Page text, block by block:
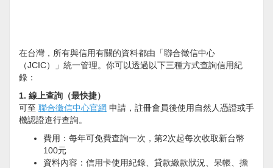
在台灣，所有與信用有關的資料都由「聯合徵信中心
（JCIC）」統一管理。你可以透過以下三種方式查詢信用紀
錄：
1. 線上查詢（最快捷）
可至 聯合徵信中心官網 申請，註冊會員後使用自然人憑證或手
機認證進行查詢。
費用：每年可免費查詢一次，第2次起每次收取新台幣
100元
資料內容：信用卡使用紀錄、貸款繳款狀況、呆帳、擔